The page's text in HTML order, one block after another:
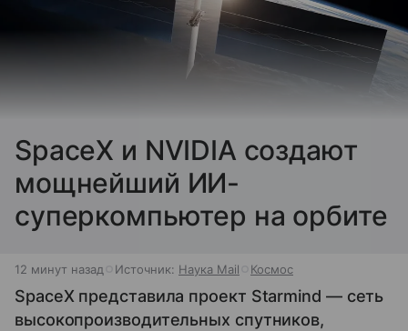
SpaceX и NVIDIA создают
мощнейший ИИ-
суперкомпьютер на орбите
12 минут назад Источник: Наука Mail Космос
SpaceX представила проект Starmind — сеть
высокопроизводительных спутников,